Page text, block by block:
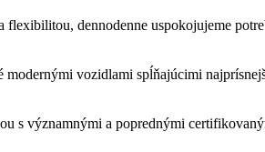
dennodenne uspokojujeme
vozidlami spĺňajúcimi
s významnými a poprednými